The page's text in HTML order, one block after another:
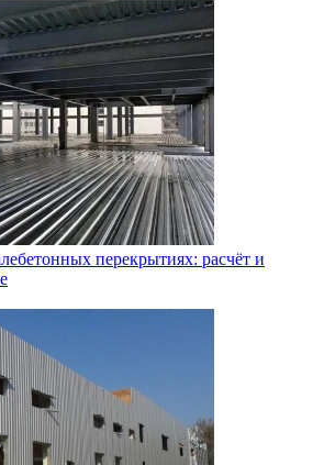
перекрытиях: расчёт и